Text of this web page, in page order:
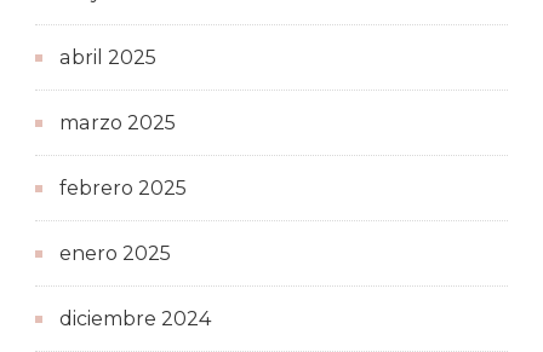
abril 2025
marzo 2025
febrero 2025
enero 2025
diciembre 2024